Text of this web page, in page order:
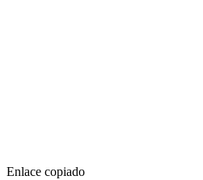
Enlace copiado